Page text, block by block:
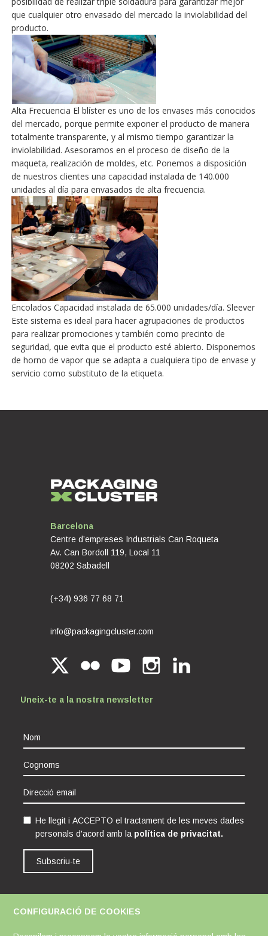
que cualquier otro envasado del mercado la inviolabilidad del
producto.
Alta Frecuencia El blíster es uno de los envases más conocidos
del mercado, porque permite exponer el producto de manera
totalmente transparente, y al mismo tiempo garantizar la
inviolabilidad. Asesoramos en el proceso de diseño de la
maqueta, realización de moldes, etc. Ponemos a disposición
de nuestros clientes una capacidad instalada de 140.000
unidades al día para envasados de alta frecuencia.
Encolados Capacidad instalada de 65.000 unidades/día. Sleever
Este sistema es ideal para hacer agrupaciones de productos
para realizar promociones y también como precinto de
seguridad, que evita que el producto esté abierto. Disponemos
de horno de vapor que se adapta a cualquiera tipo de envase y
servicio como substituto de la etiqueta.
Barcelona
Centre d’empreses Industrials Can Roqueta
Av. Can Bordoll 119, Local 11
08202 Sabadell
(+34) 936 77 68 71
info@packagingcluster.com
Uneix-te a la nostra newsletter
He llegit i ACCEPTO el tractament de les meves dades
personals d'acord amb la política de privacitat.
Subscriu-te
CONFIGURACIÓ DE COOKIES